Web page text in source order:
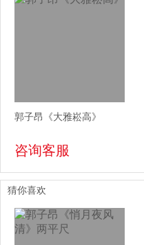
郭子昂《大雅崧高》
咨询客服
猜你喜欢